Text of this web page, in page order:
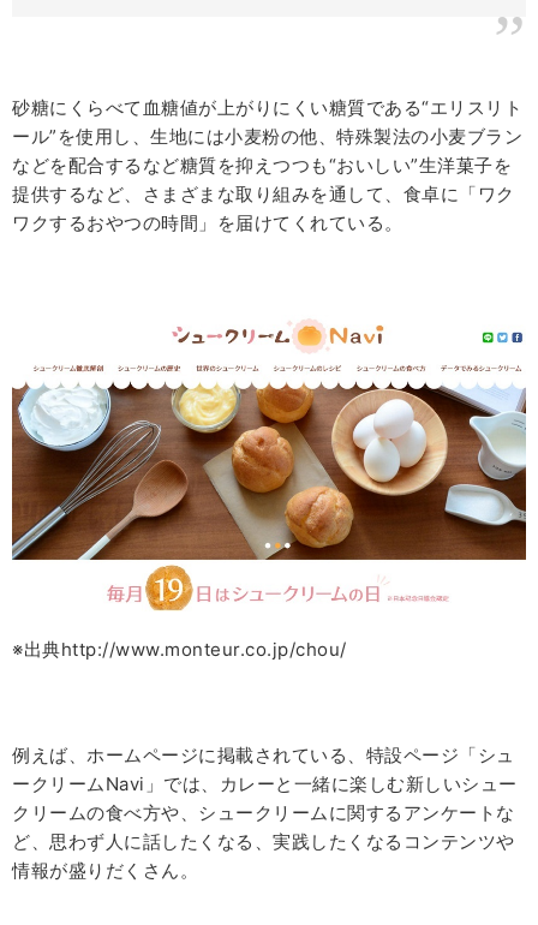
砂糖にくらべて血糖値が上がりにくい糖質である“エリスリト
ール”を使用し、生地には小麦粉の他、特殊製法の小麦ブラン
などを配合するなど糖質を抑えつつも“おいしい”生洋菓子を
提供するなど、さまざまな取り組みを通して、食卓に「ワク
ワクするおやつの時間」を届けてくれている。
※出典http://www.monteur.co.jp/chou/
例えば、 ホームページに掲載されている、特設ページ 「シュ
ークリームNavi」では、カレーと一緒に楽しむ新しいシュー
クリームの食べ方や、シュークリームに関するアンケートな
ど、思わず人に話したくなる、実践したくなるコンテンツや
情報が盛りだくさん。